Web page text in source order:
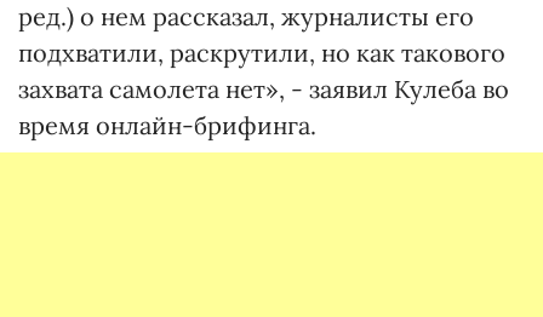
ред.) о нем рассказал, журналисты его
подхватили, раскрутили, но как такового
захвата самолета нет», - заявил Кулеба во
время онлайн-брифинга.